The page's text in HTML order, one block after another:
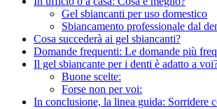
Gel sbiancanti per uso domestico
Sbiancamento professionale dal
Cosa succederà ai gel sbiancanti?
Domande frequenti: Le domande più
Il gel sbiancante per i denti è adatto a
Buone scelte:
Forse non per voi:
In conclusione, la linea guida: Sorridere